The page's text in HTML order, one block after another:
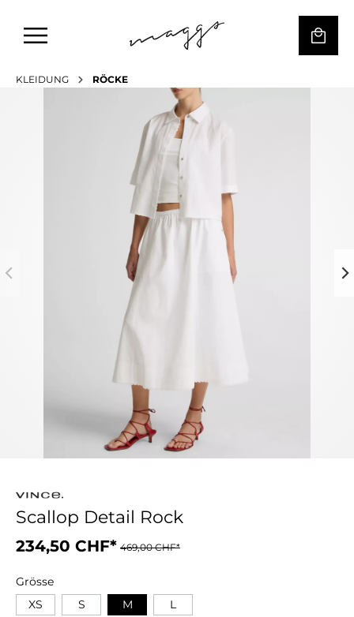
KLEIDUNG RÖCKE
Scallop Detail Rock
234,50 CHF* 469,00 CHF*
Grösse
XS
S M L